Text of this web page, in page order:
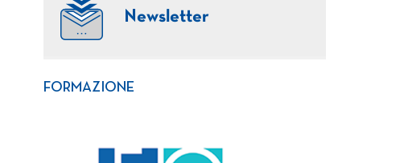
Newsletter
FORMAZIONE